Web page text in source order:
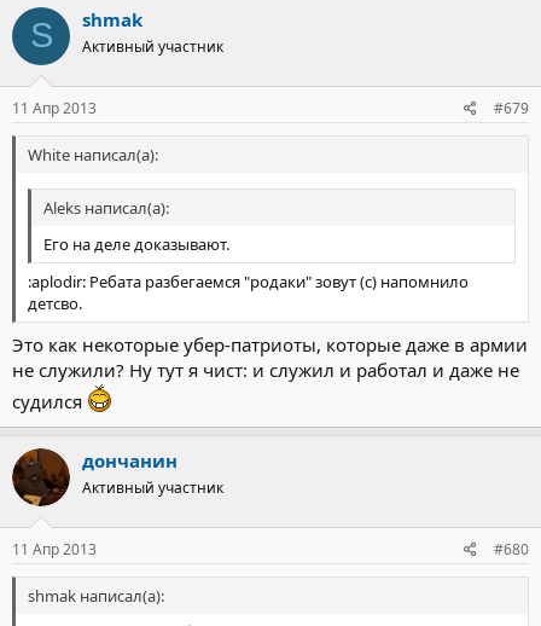
S shmak
Активный участник
11 Апр 2013 #679
White написал(а):
Aleks написал(а):
Его на деле доказывают.
:aplodir: Ребата разбегаемся "родаки" зовут (с) напомнило
детсво.
Это как некоторые убер-патриоты, которые даже в армии
не служили? Ну тут я чист: и служил и работал и даже не
судился
дончанин
Активный участник
11 Апр 2013 #680
shmak написал(а):